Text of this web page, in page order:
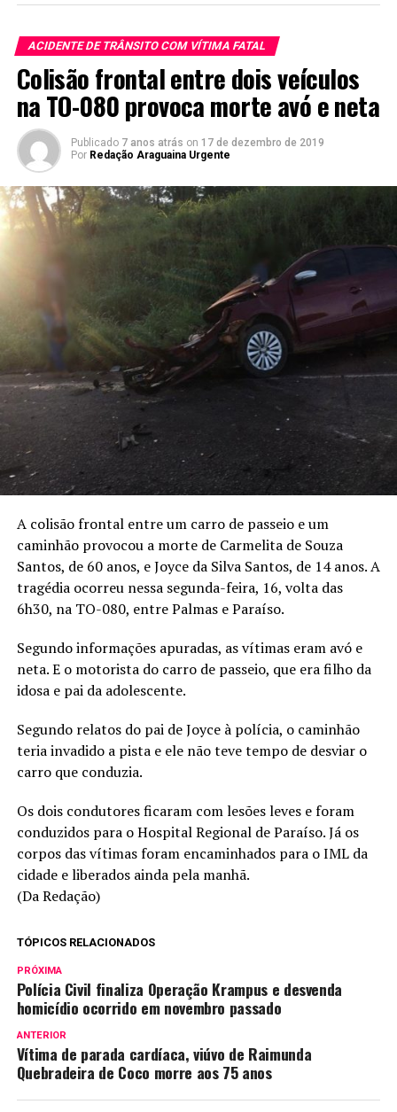
ACIDENTE DE TRÂNSITO COM VÍTIMA FATAL
Colisão frontal entre dois veículos
na TO-080 provoca morte avó e neta
Publicado 7 anos atrás on 17 de dezembro de 2019
Por Redação Araguaina Urgente
A colisão frontal entre um carro de passeio e um
caminhão provocou a morte de Carmelita de Souza
Santos, de 60 anos, e Joyce da Silva Santos, de 14 anos. A
tragédia ocorreu nessa segunda-feira, 16, volta das
6h30, na TO-080, entre Palmas e Paraíso.
Segundo informações apuradas, as vítimas eram avó e
neta. E o motorista do carro de passeio, que era filho da
idosa e pai da adolescente.
Segundo relatos do pai de Joyce à polícia, o caminhão
teria invadido a pista e ele não teve tempo de desviar o
carro que conduzia.
Os dois condutores ficaram com lesões leves e foram
conduzidos para o Hospital Regional de Paraíso. Já os
corpos das vítimas foram encaminhados para o IML da
cidade e liberados ainda pela manhã.
(Da Redação)
TÓPICOS RELACIONADOS
PRÓXIMA
Polícia Civil finaliza Operação Krampus e desvenda
homicídio ocorrido em novembro passado
ANTERIOR
Vítima de parada cardíaca, viúvo de Raimunda
Quebradeira de Coco morre aos 75 anos